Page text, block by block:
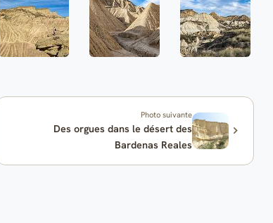
Photo suivante
Des orgues dans le désert des
Bardenas Reales